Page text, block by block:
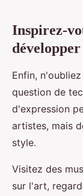
Inspirez-
Enfin,
question de
d'expression
artistes, mais
style.
Visitez des
sur l'art,